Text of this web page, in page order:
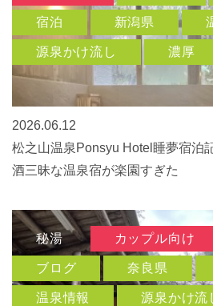
宿泊 新潟県
源泉かけ流し 濃厚
2026.06.12
松之山温泉Ponsyu Hotel睡夢宿泊
酒三昧な温泉宿が楽園すぎた
秘湯 カップル向け
ブログ 奈良県
温泉情報 源泉かけ流